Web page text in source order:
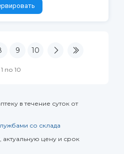
9 10
по 10
в течение суток от
со склада
актуальную цену и срок